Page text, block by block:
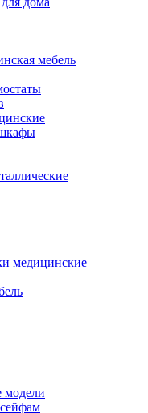
мебель
медицинские
модели